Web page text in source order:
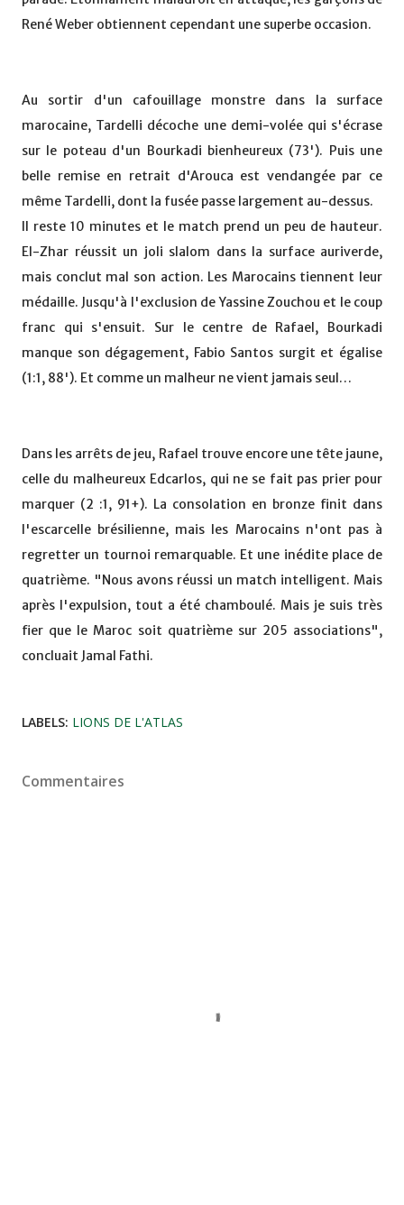
René Weber obtiennent cependant une superbe occasion.
Au sortir d'un cafouillage monstre dans la surface
marocaine, Tardelli décoche une demi-volée qui s'écrase
sur le poteau d'un Bourkadi bienheureux (73'). Puis une
belle remise en retrait d'Arouca est vendangée par ce
même Tardelli, dont la fusée passe largement au-dessus.
Il reste 10 minutes et le match prend un peu de hauteur.
El-Zhar réussit un joli slalom dans la surface auriverde,
mais conclut mal son action. Les Marocains tiennent leur
médaille. Jusqu'à l'exclusion de Yassine Zouchou et le coup
franc qui s'ensuit. Sur le centre de Rafael, Bourkadi
manque son dégagement, Fabio Santos surgit et égalise
(1:1, 88'). Et comme un malheur ne vient jamais seul…
Dans les arrêts de jeu, Rafael trouve encore une tête jaune,
celle du malheureux Edcarlos, qui ne se fait pas prier pour
marquer (2 :1, 91+). La consolation en bronze finit dans
l'escarcelle brésilienne, mais les Marocains n'ont pas à
regretter un tournoi remarquable. Et une inédite place de
quatrième. "Nous avons réussi un match intelligent. Mais
après l'expulsion, tout a été chamboulé. Mais je suis très
fier que le Maroc soit quatrième sur 205 associations",
concluait Jamal Fathi.
LABELS: LIONS DE L'ATLAS
Commentaires